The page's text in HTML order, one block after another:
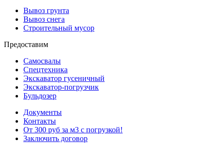
Вывоз грунта
Вывоз снега
Строительный мусор
Предоставим
Самосвалы
Спецтехника
Экскаватор гусеничный
Экскаватор-погрузчик
Бульдозер
Документы
Контакты
От 300 руб за м3 с погрузкой!
Заключить договор